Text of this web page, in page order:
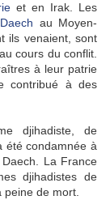
et en Irak. Les
Daech au Moyen-
ils venaient, sont
cours du conflit.
à leur patrie
contribué à des
djihadiste, de
été condamnée à
La France
djihadistes de
de mort.